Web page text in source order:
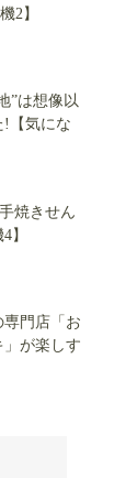
2】
”は想像以
!【気にな
焼きせん
】
門店「お
が楽しす